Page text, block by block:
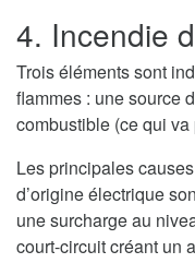
4. Incendie
Trois éléments sont
flammes : une source
combustible (ce qui va
Les principales
d’origine électrique
une surcharge au
court-circuit créant un